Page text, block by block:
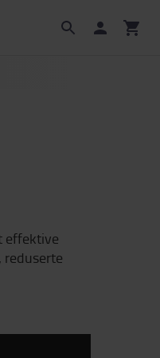
effektive
reduserte